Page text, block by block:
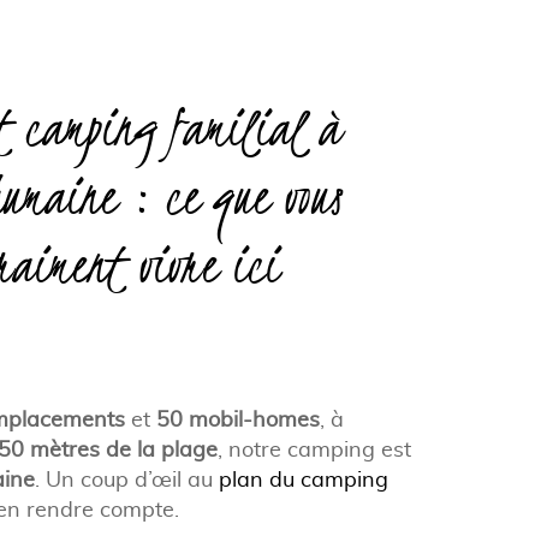
camping familial à
: ce que vous
vivre ici
et 50 mobil-homes, à
mètres de la plage, notre camping est
. Un coup d’œil au plan du camping
rendre compte.